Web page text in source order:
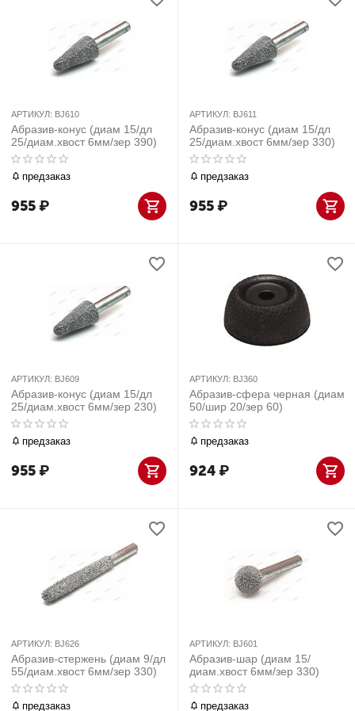
АРТИКУЛ: BJ610
Абразив-конус (диам 15/дл
25/диам.хвост 6мм/зер 390)
предзаказ
955₽
АРТИКУЛ: BJ611
Абразив-конус (диам 15/дл
25/диам.хвост 6мм/зер 330)
предзаказ
955₽
АРТИКУЛ: BJ609
Абразив-конус (диам 15/дл
25/диам.хвост 6мм/зер 230)
предзаказ
955₽
АРТИКУЛ: BJ360
Абразив-сфера черная (диам
50/шир 20/зер 60)
предзаказ
924₽
АРТИКУЛ: BJ626
Абразив-стержень (диам 9/дл
55/диам.хвост 6мм/зер 330)
предзаказ
АРТИКУЛ: BJ601
Абразив-шар (диам 15/
диам.хвост 6мм/зер 330)
предзаказ